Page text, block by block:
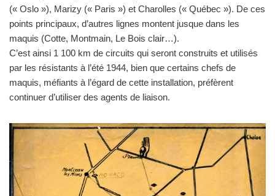
(« Oslo »), Marizy (« Paris ») et Charolles (« Québec »). De ces
points principaux, d’autres lignes montent jusque dans les
maquis (Cotte, Montmain, Le Bois clair…).
C’est ainsi 1 100 km de circuits qui seront construits et utilisés
par les résistants à l’été 1944, bien que certains chefs de
maquis, méfiants à l’égard de cette installation, préfèrent
continuer d’utiliser des agents de liaison.